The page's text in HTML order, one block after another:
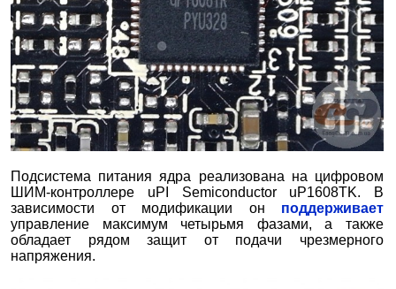
Подсистема питания ядра реализована на цифровом
ШИМ-контроллере uPI Semiconductor uP1608TK. В
зависимости от модификации он поддерживает
управление максимум четырьмя фазами, а также
обладает рядом защит от подачи чрезмерного
напряжения.